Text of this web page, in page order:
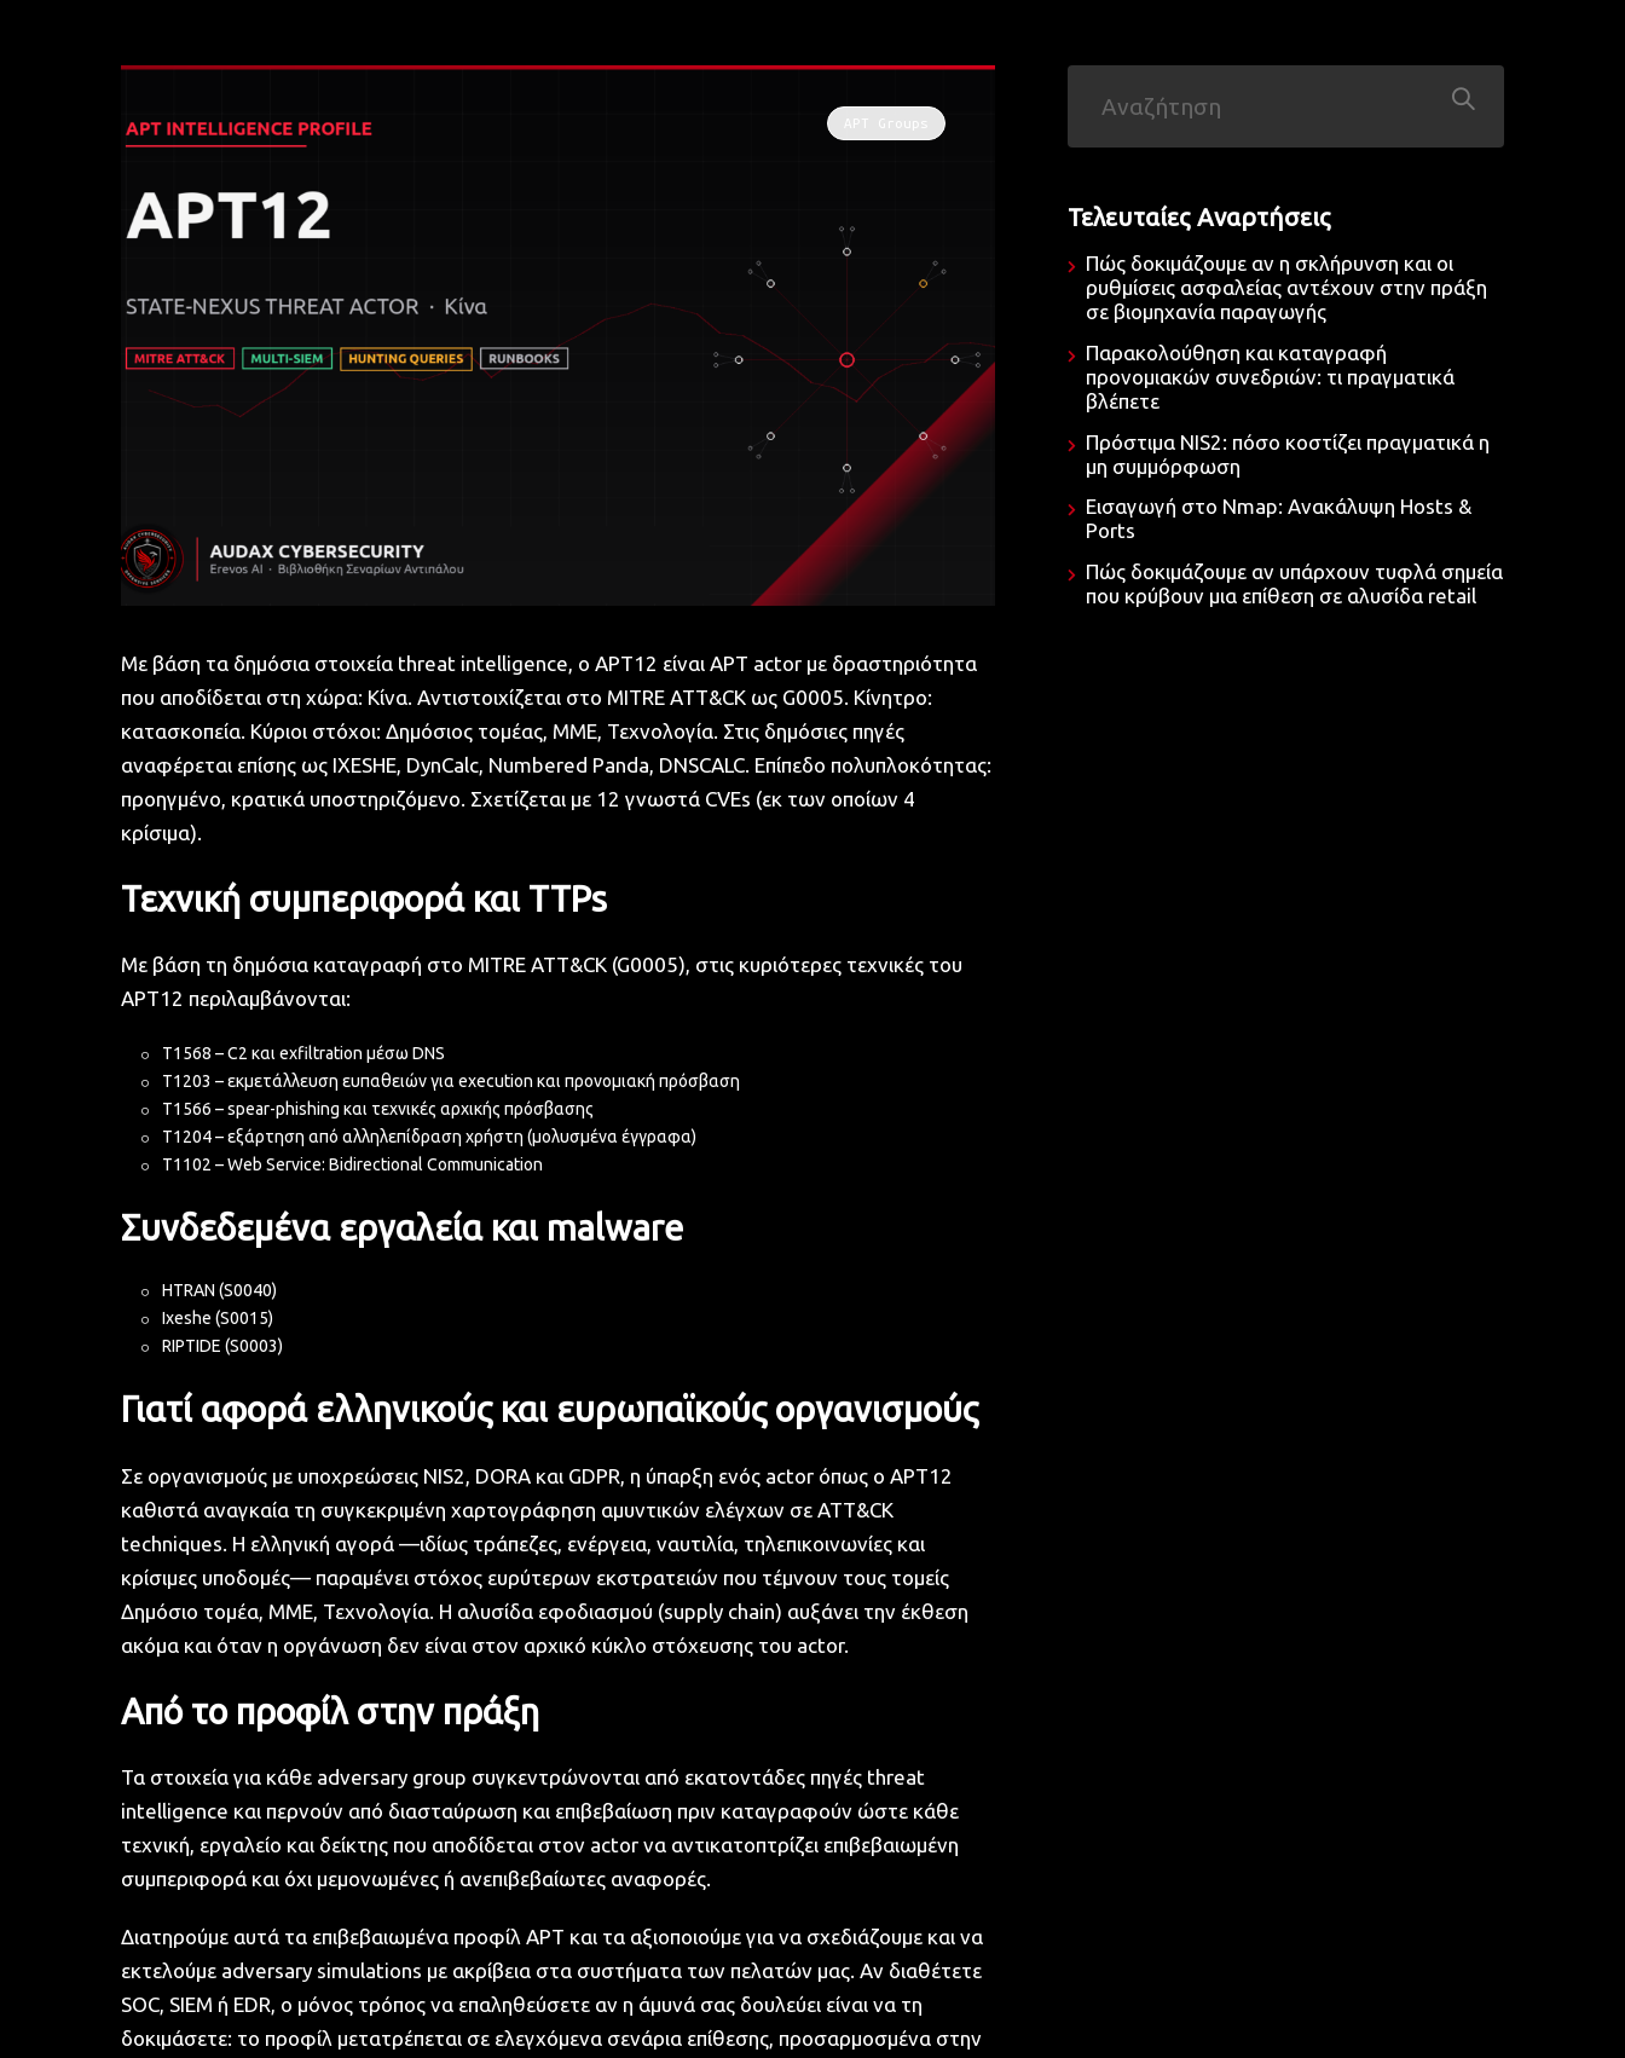
APT Groups
Με βάση τα δημόσια στοιχεία threat intelligence, ο APT12 είναι APT actor με δραστηριότητα
που αποδίδεται στη χώρα: Κίνα. Αντιστοιχίζεται στο MITRE ATT&CK ως G0005. Κίνητρο:
κατασκοπεία. Κύριοι στόχοι: Δημόσιος τομέας, ΜΜΕ, Τεχνολογία. Στις δημόσιες πηγές
αναφέρεται επίσης ως IXESHE, DynCalc, Numbered Panda, DNSCALC. Επίπεδο πολυπλοκότητας:
προηγμένο, κρατικά υποστηριζόμενο. Σχετίζεται με 12 γνωστά CVEs (εκ των οποίων 4
κρίσιμα).
Τεχνική συμπεριφορά και TTPs
Με βάση τη δημόσια καταγραφή στο MITRE ATT&CK (G0005), στις κυριότερες τεχνικές του
APT12 περιλαμβάνονται:
T1568 – C2 και exfiltration μέσω DNS
T1203 – εκμετάλλευση ευπαθειών για execution και προνομιακή πρόσβαση
T1566 – spear-phishing και τεχνικές αρχικής πρόσβασης
T1204 – εξάρτηση από αλληλεπίδραση χρήστη (μολυσμένα έγγραφα)
T1102 – Web Service: Bidirectional Communication
Συνδεδεμένα εργαλεία και malware
HTRAN (S0040)
Ixeshe (S0015)
RIPTIDE (S0003)
Γιατί αφορά ελληνικούς και ευρωπαϊκούς οργανισμούς
Σε οργανισμούς με υποχρεώσεις NIS2, DORA και GDPR, η ύπαρξη ενός actor όπως ο APT12
καθιστά αναγκαία τη συγκεκριμένη χαρτογράφηση αμυντικών ελέγχων σε ATT&CK
techniques. Η ελληνική αγορά —ιδίως τράπεζες, ενέργεια, ναυτιλία, τηλεπικοινωνίες και
κρίσιμες υποδομές— παραμένει στόχος ευρύτερων εκστρατειών που τέμνουν τους τομείς
Δημόσιο τομέα, ΜΜΕ, Τεχνολογία. Η αλυσίδα εφοδιασμού (supply chain) αυξάνει την έκθεση
ακόμα και όταν η οργάνωση δεν είναι στον αρχικό κύκλο στόχευσης του actor.
Από το προφίλ στην πράξη
Τα στοιχεία για κάθε adversary group συγκεντρώνονται από εκατοντάδες πηγές threat
intelligence και περνούν από διασταύρωση και επιβεβαίωση πριν καταγραφούν ώστε κάθε
τεχνική, εργαλείο και δείκτης που αποδίδεται στον actor να αντικατοπτρίζει επιβεβαιωμένη
συμπεριφορά και όχι μεμονωμένες ή ανεπιβεβαίωτες αναφορές.
Διατηρούμε αυτά τα επιβεβαιωμένα προφίλ APT και τα αξιοποιούμε για να σχεδιάζουμε και να
εκτελούμε adversary simulations με ακρίβεια στα συστήματα των πελατών μας. Αν διαθέτετε
SOC, SIEM ή EDR, ο μόνος τρόπος να επαληθεύσετε αν η άμυνά σας δουλεύει είναι να τη
δοκιμάσετε: το προφίλ μετατρέπεται σε ελεγχόμενα σενάρια επίθεσης, προσαρμοσμένα στην
Τελευταίες Αναρτήσεις
Πώς δοκιμάζουμε αν η σκλήρυνση και οι
ρυθμίσεις ασφαλείας αντέχουν στην πράξη
σε βιομηχανία παραγωγής
Παρακολούθηση και καταγραφή
προνομιακών συνεδριών: τι πραγματικά
βλέπετε
Πρόστιμα NIS2: πόσο κοστίζει πραγματικά η
μη συμμόρφωση
Εισαγωγή στο Nmap: Ανακάλυψη Hosts &
Ports
Πώς δοκιμάζουμε αν υπάρχουν τυφλά σημεία
που κρύβουν μια επίθεση σε αλυσίδα retail